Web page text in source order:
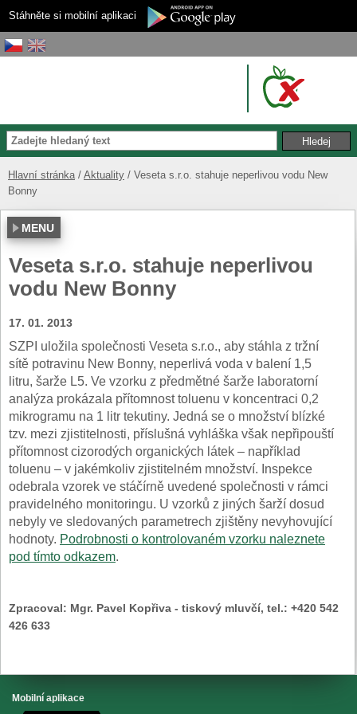
Stáhněte si mobilní aplikaci
Hlavní stránka Aktuality
Veseta s.r.o. stahuje neperlivou vodu New
Bonny
MENU
Veseta s.r.o. stahuje neperlivou
vodu New Bonny
17. 01. 2013
SZPI uložila společnosti Veseta s.r.o., aby stáhla z tržní
sítě potravinu New Bonny, neperlivá voda v balení 1,5
litru, šarže L5. Ve vzorku z předmětné šarže laboratorní
analýza prokázala přítomnost toluenu v koncentraci 0,2
mikrogramu na 1 litr tekutiny. Jedná se o množství blízké
tzv. mezi zjistitelnosti, příslušná vyhláška však nepřipouští
přítomnost cizorodých organických látek – například
toluenu – v jakémkoliv zjistitelném množství. Inspekce
odebrala vzorek ve stáčírně uvedené společnosti v rámci
pravidelného monitoringu. U vzorků z jiných šarží dosud
nebyly ve sledovaných parametrech zjištěny nevyhovující
hodnoty. Podrobnosti o kontrolovaném vzorku naleznete
pod tímto odkazem.
Zpracoval: Mgr. Pavel Kopřiva - tiskový mluvčí, tel.: +420 542
426 633
Mobilní aplikace